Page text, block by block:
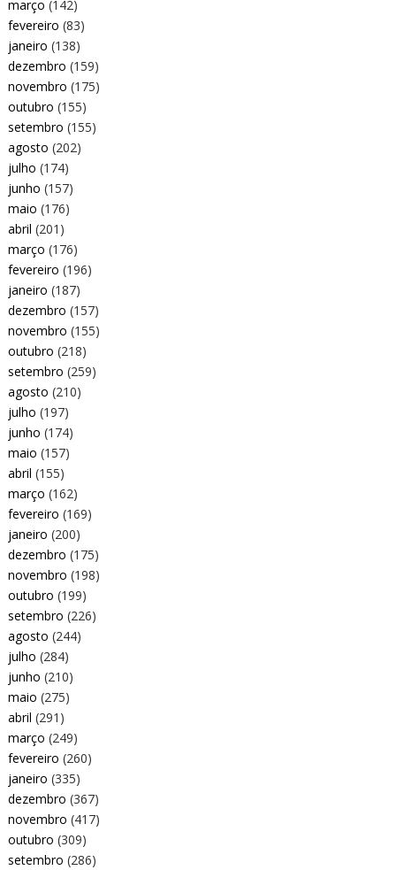
março (142)
fevereiro (83)
janeiro (138)
dezembro (159)
novembro (175)
outubro (155)
setembro (155)
agosto (202)
julho (174)
junho (157)
maio (176)
abril (201)
março (176)
fevereiro (196)
janeiro (187)
dezembro (157)
novembro (155)
outubro (218)
setembro (259)
agosto (210)
julho (197)
junho (174)
maio (157)
abril (155)
março (162)
fevereiro (169)
janeiro (200)
dezembro (175)
novembro (198)
outubro (199)
setembro (226)
agosto (244)
julho (284)
junho (210)
maio (275)
abril (291)
março (249)
fevereiro (260)
janeiro (335)
dezembro (367)
novembro (417)
outubro (309)
setembro (286)